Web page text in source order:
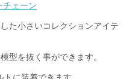
ェーン
た小さいコレクションアイテ
型を抜く事ができます。